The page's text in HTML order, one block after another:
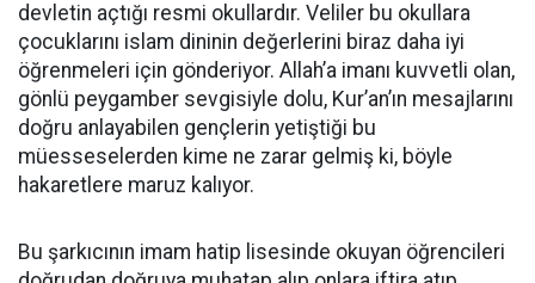
devletin açtığı resmi okullardır. Veliler bu okullara
çocuklarını islam dininin değerlerini biraz daha iyi
öğrenmeleri için gönderiyor. Allah’a imanı kuvvetli olan,
gönlü peygamber sevgisiyle dolu, Kur’an’ın mesajlarını
doğru anlayabilen gençlerin yetiştiği bu
müesseselerden kime ne zarar gelmiş ki, böyle
hakaretlere maruz kalıyor.
Bu şarkıcının imam hatip lisesinde okuyan öğrencileri